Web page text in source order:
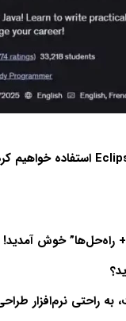
راه‌حل‌ها” خوش آمدید!
به راحتی نرم‌افزار